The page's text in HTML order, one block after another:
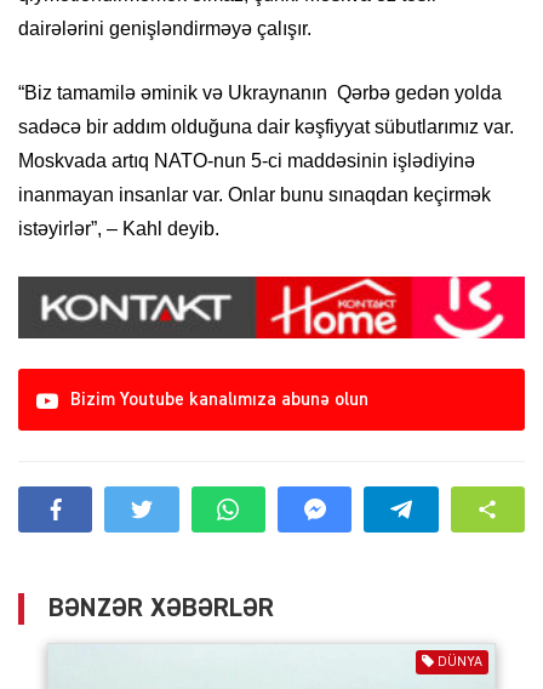
dairələrini genişləndirməyə çalışır.
“Biz tamamilə əminik və Ukraynanın Qərbə gedən yolda
sadəcə bir addım olduğuna dair kəşfiyyat sübutlarımız var.
Moskvada artıq NATO-nun 5-ci maddəsinin işlədiyinə
inanmayan insanlar var. Onlar bunu sınaqdan keçirmək
istəyirlər”, – Kahl deyib.
Bizim Youtube kanalımıza abunə olun
BƏNZƏR XƏBƏRLƏR
DÜNYA